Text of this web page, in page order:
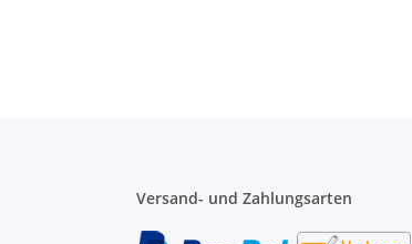
Versand- und Zahlungsarten